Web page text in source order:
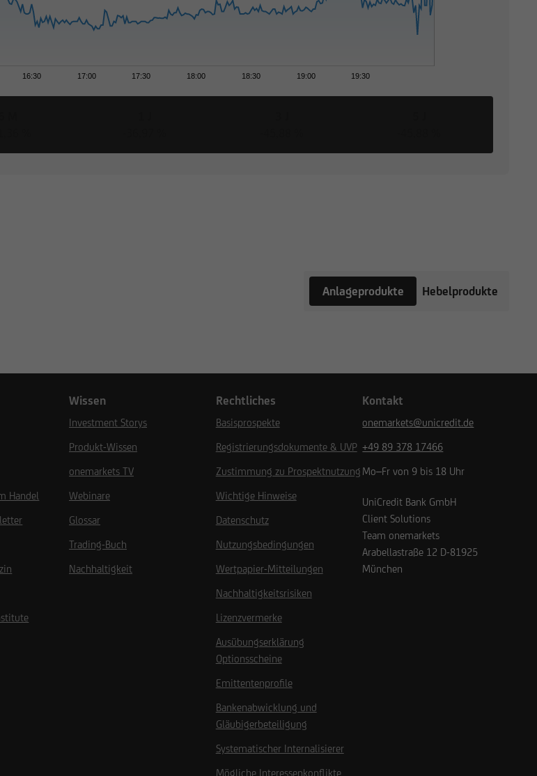
16:30 17:00 17:30 18:00 18:30 19:00 19:30
Anlageprodukte Hebelprodukte
Handel
Wissen
Investment Storys
Produkt-Wissen
onemarkets TV
Webinare
Glossar
Trading-Buch
Nachhaltigkeit
Rechtliches
Basisprospekte
Registrierungsdokumente & UVP
Zustimmung zu Prospektnutzung
Wichtige Hinweise
Datenschutz
Nutzungsbedingungen
Wertpapier-Mitteilungen
Nachhaltigkeitsrisiken
Lizenzvermerke
Ausübungserklärung
Optionsscheine
Emittentenprofile
Bankenabwicklung und
Gläubigerbeteiligung
Systematischer Internalisierer
Mögliche Interessenkonflikte
Kontakt
onemarkets@unicredit.de
+49 89 378 17466
Mo–Fr von 9 bis 18 Uhr
UniCredit Bank GmbH
Client Solutions
Team onemarkets
Arabellastraße 12 D-81925
München